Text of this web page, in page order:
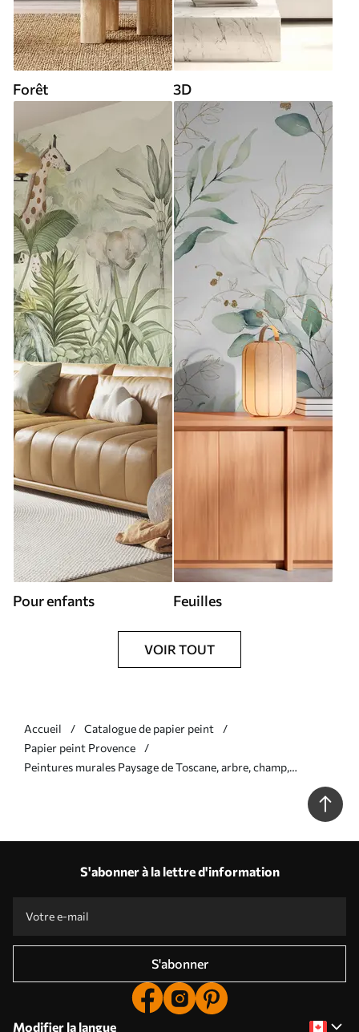
Forêt 3D
Pour enfants Feuilles
VOIR TOUT
Accueil
Catalogue de papier peint
Papier peint Provence
Peintures murales Paysage de Toscane, arbre, champ,
S'abonner à la lettre d'information
S'abonner
Modifier la langue